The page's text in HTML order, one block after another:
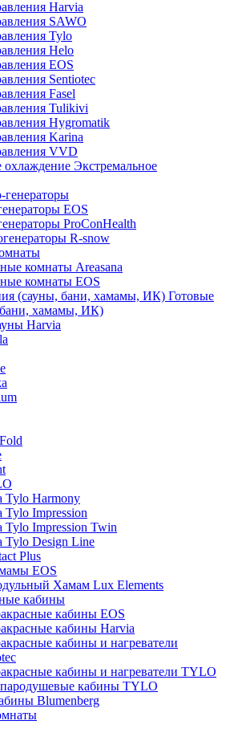
Harvia
SAWO
Tylo
Helo
EOS
Sentiotec
Fasel
Tulikivi
Hygromatik
Karina
VVD
Экстремальное
EOS
ProConHealth
R-snow
комнаты Areasana
комнаты EOS
Готовые
хамамы, ИК)
Harvia
Tylo Harmony
Tylo Impression
Tylo Impression Twin
Tylo Design Line
Plus
EOS
Хамам Lux Elements
кабины
кабины EOS
кабины Harvia
кабины и нагреватели
кабины и нагреватели TYLO
кабины TYLO
Blumenberg